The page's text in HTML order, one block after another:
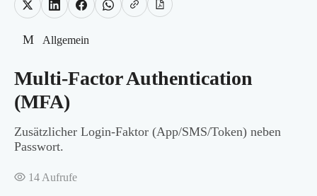
M Allgemein
Multi-Factor Authentication
(MFA)
Zusätzlicher Login-Faktor (App/SMS/Token) neben
Passwort.
14 Aufrufe